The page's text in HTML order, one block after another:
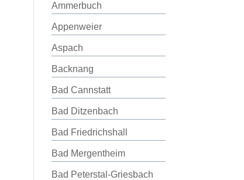
Ammerbuch
Appenweier
Aspach
Backnang
Bad Cannstatt
Bad Ditzenbach
Bad Friedrichshall
Bad Mergentheim
Bad Peterstal-Griesbach